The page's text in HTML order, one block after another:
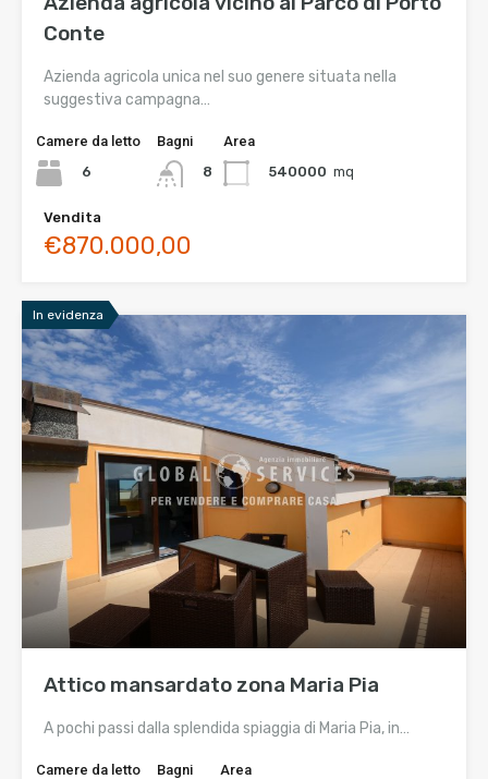
Conte
Azienda agricola unica nel suo genere situata nella
suggestiva campagna…
Camere da letto
6
Bagni
8
Area
540000 mq
Vendita
€870.000,00
In evidenza
Attico mansardato zona Maria Pia
A pochi passi dalla splendida spiaggia di Maria Pia, in…
Camere da letto
Bagni
Area